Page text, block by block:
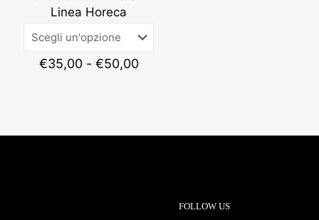
Linea Horeca
€35,00 - €50,00Fascia
FOLLOW US